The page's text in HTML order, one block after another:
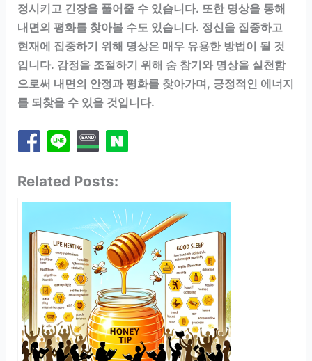
정시키고 긴장을 풀어줄 수 있습니다. 또한 명상을 통해
내면의 평화를 찾아볼 수도 있습니다. 정신을 집중하고
현재에 집중하기 위해 명상은 매우 유용한 방법이 될 것
입니다. 감정을 조절하기 위해 숨 참기와 명상을 실천함
으로써 내면의 안정과 평화를 찾아가며, 긍정적인 에너지
를 되찾을 수 있을 것입니다.
Related Posts: